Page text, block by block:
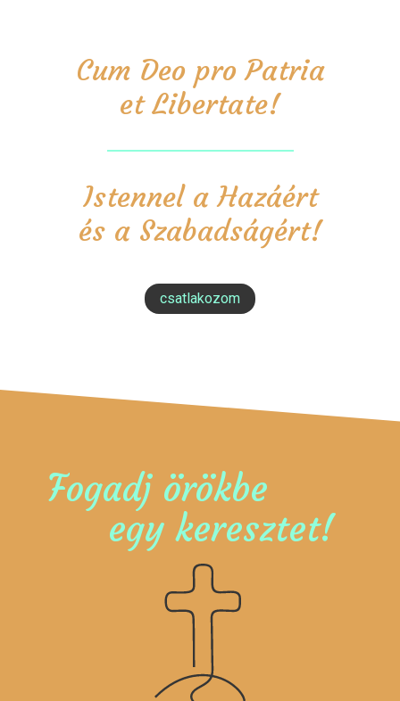
Cum Deo pro Patria
et Libertate!
Istennel a Hazáért
és a Szabadságért!
csatlakozom
Fogadj örökbe
egy keresztet!